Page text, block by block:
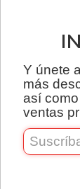
Y únete
más
así
ventas